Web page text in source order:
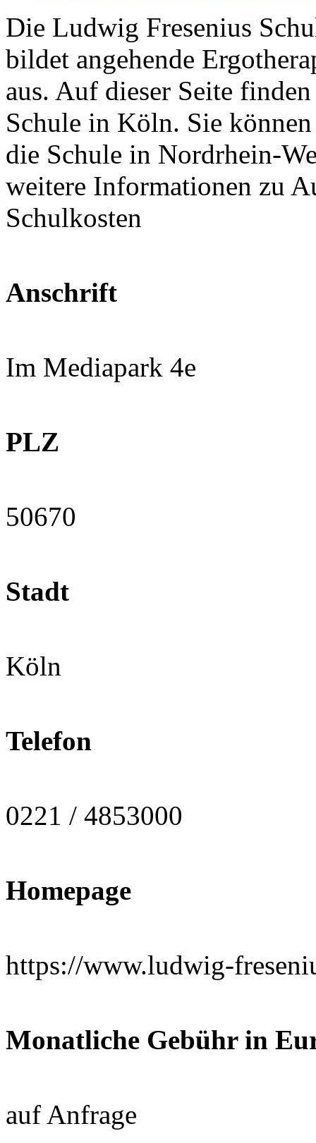
Die Ludwig Fresenius
bildet angehende
aus. Auf dieser Seite
Schule in Köln. Sie
die Schule in Nordrhein-
weitere Informationen zu
Schulkosten
Anschrift
Im Mediapark 4e
PLZ
50670
Stadt
Köln
Telefon
0221 / 4853000
Homepage
https://www.ludwig-
Monatliche Gebühr in
auf Anfrage